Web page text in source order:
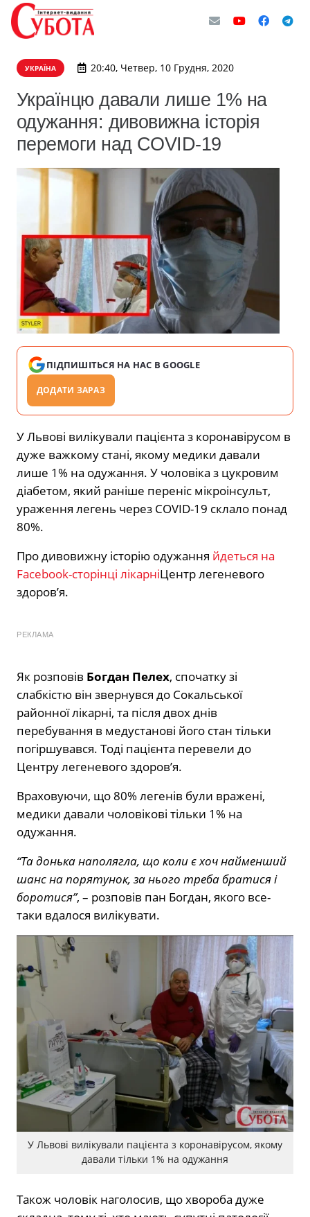
УКРАЇНА 20:40, Четвер, 10 Грудня, 2020
Українцю давали лише 1% на
одужання: дивовижна історія
перемоги над COVID-19
ПІДПИШІТЬСЯ НА НАС В GOOGLE
ДОДАТИ ЗАРАЗ
У Львові вилікували пацієнта з коронавірусом в
дуже важкому стані, якому медики давали
лише 1% на одужання. У чоловіка з цукровим
діабетом, який раніше переніс мікроінсульт,
ураження легень через COVID-19 склало понад
80%.
Про дивовижну історію одужання йдеться на
Facebook-сторінці лікарніЦентр легеневого
здоров’я.
РЕКЛАМА
Як розповів Богдан Пелех, спочатку зі
слабкістю він звернувся до Сокальської
районної лікарні, та після двох днів
перебування в медустанові його стан тільки
погіршувався. Тоді пацієнта перевели до
Центру легеневого здоров’я.
Враховуючи, що 80% легенів були вражені,
медики давали чоловікові тільки 1% на
одужання.
“Та донька наполягла, що коли є хоч найменший
шанс на порятунок, за нього треба братися і
боротися”, – розповів пан Богдан, якого все-
таки вдалося вилікувати.
У Львові вилікували пацієнта з коронавірусом, якому
давали тільки 1% на одужання
Також чоловік наголосив, що хвороба дуже